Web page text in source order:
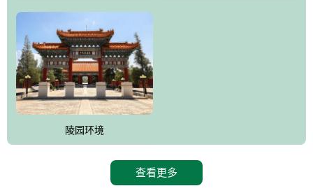
陵园环境
查看更多